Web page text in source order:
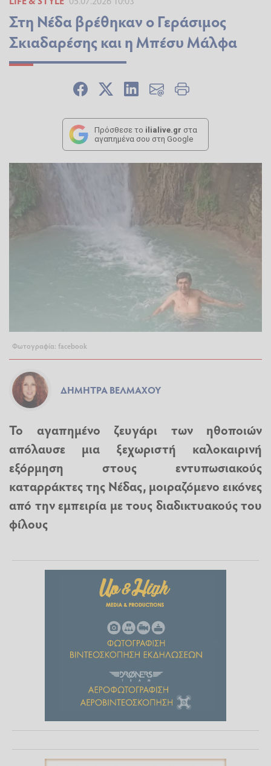
Στη Νέδα βρέθηκαν ο Γεράσιμος
Σκιαδαρέσης και η Μπέσυ Μάλφα
Πρόσθεσε το ilialive.gr στα
αγαπημένα σου στη Google
Φωτογραφία: facebook
ΔΉΜΗΤΡΑ ΒΈΛΜΑΧΟΥ
Το αγαπημένο ζευγάρι των ηθοποιών
απόλαυσε μια ξεχωριστή καλοκαιρινή
εξόρμηση στους εντυπωσιακούς
καταρράκτες της Νέδας, μοιραζόμενο εικόνες
από την εμπειρία με τους διαδικτυακούς του
φίλους